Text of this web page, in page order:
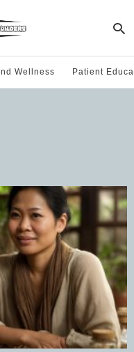
Wellness Patient